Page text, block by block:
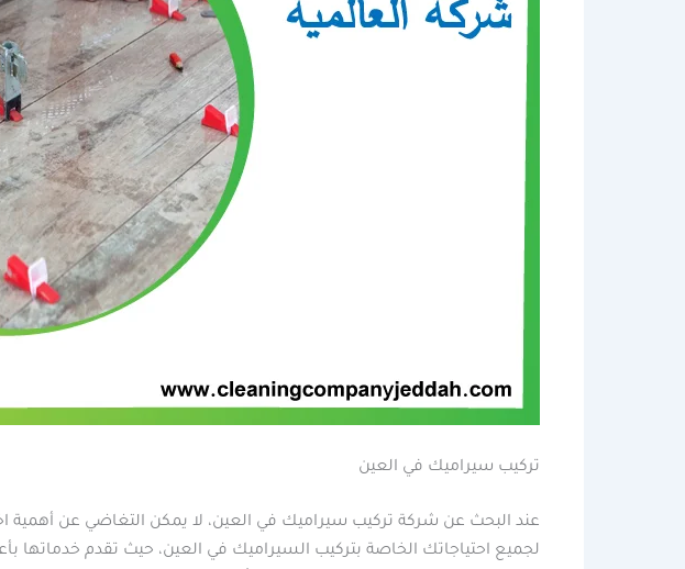
تركيب سيراميك في العين
عند البحث عن شركة تركيب سيراميك في العين، لا يمكن التغاضي عن أهمية
لجميع احتياجاتك الخاصة بتركيب السيراميك في العين، حيث تقدم خدماتها